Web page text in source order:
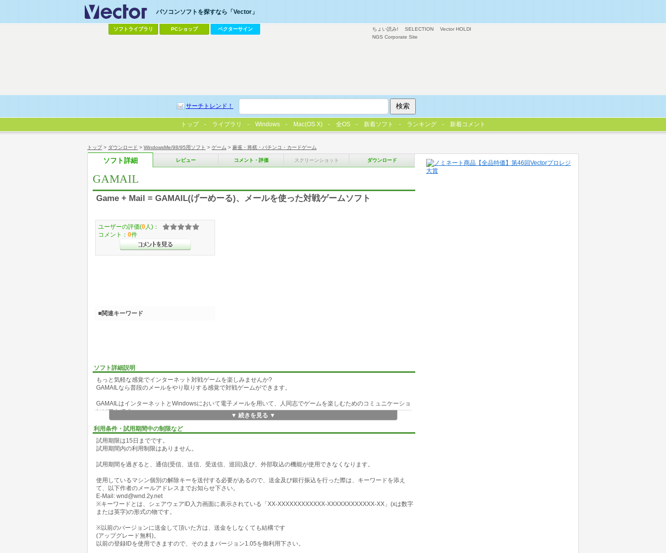
トップ> ダウンロード > WindowsMe/98/95用ソフト > ゲーム > 麻雀・将棋・パチンコ・カードゲーム
ソフト詳細 レビュー コメント・評価 スクリーンショット ダウンロード
GAMAIL
Game + Mail = GAMAIL(げーめーる)、メールを使った対戦ゲームソフト
ソフト詳細説明
もっと気軽な感覚でインターネット対戦ゲームを楽しみませんか?
GAMAILなら普段のメールをやり取りする感覚で対戦ゲームができます。
GAMAILはインターネットとWindowsにおいて電子メールを用いて、人同志でゲームを楽しむためのコミュニケーショ
ンソフトです。
GAMAILでは、チェス、フリック、リバーシがプレイ出来ます。
フリックは、おはじき、ピンボール、ビリヤードに似たオリジナルゲームです。
GAMAILに内蔵されているメール送受信機能を使って、一手ごとに盤面データを送受信することにより、ゲームが進行
このため、対戦相手と時間が一致しなくても遊べます。
現代社会はとかく時間に追われがちですが、通信対戦とはいえゲームぐらいは、時間を気にせずに、自分のペースでゆ
ったりと遊んで見ませんか?
▼ 続きを見る ▼
利用条件・試用期間中の制限など
試用期限は15日までです。
試用期間内の利用制限はありません。
試用期間を過ぎると、通信(受信、送信、受送信、巡回)及び、外部取込の機能が使用できなくなります。
使用しているマシン個別の解除キーを送付する必要があるので、送金及び銀行振込を行った際は、キーワードを添え
て、以下作者のメールアドレスまでお知らせ下さい。
E-Mail: wnd@wnd.2y.net
※キーワードとは、シェアウェアID入力画面に表示されている「XX-XXXXXXXXXXXX-XXXXXXXXXXXX-XX」(xは数字
または英字)の形式の物です。
※以前のバージョンに送金して頂いた方は、送金をしなくても結構です
(アップグレード無料)。
以前の登録IDを使用できますので、そのままバージョン1.05を御利用下さい。
ユーザーの評価(0 人)：
コメント： 0件
■関連キーワード
ちょい読み! SELECTION
Vector HOLDI
NGS Corporate Site
パソコンソフトを探すなら「Vector」
ソフトライブラリ PCショップ ベクターサイン
サーチトレンド！
トップ ライブラリ Windows Mac(OS X) 全OS 新着ソフト ランキング 新着コメント